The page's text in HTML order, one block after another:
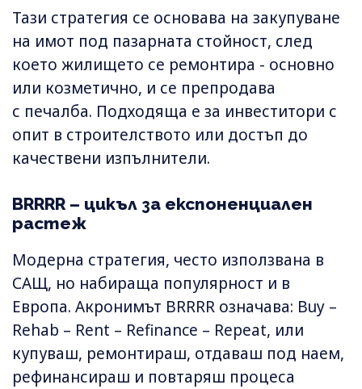
Тази стратегия се основава на закупуване
на имот под пазарната стойност, след
което жилището се ремонтира - основно
или козметично, и се препродава
с печалба. Подходяща е за инвеститори с
опит в строителството или достъп до
качествени изпълнители.
BRRRR – цикъл за експоненциален
растеж
Модерна стратегия, често използвана в
САЩ, но набираща популярност и в
Европа. Акронимът BRRRR означава: Buy –
Rehab – Rent – Refinance – Repeat, или
купуваш, ремонтираш, отдаваш под наем,
рефинансираш и повтаряш процеса